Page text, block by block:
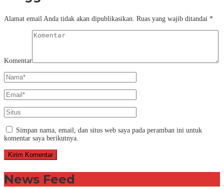
Alamat email Anda tidak akan dipublikasikan. Ruas yang wajib ditandai *
Komentar
Simpan nama, email, dan situs web saya pada peramban ini untuk
komentar saya berikutnya.
News Feed